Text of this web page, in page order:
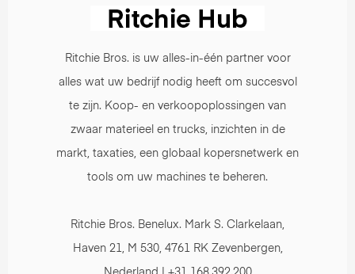
Ritchie Bros. is uw alles-in-één partner voor
alles wat uw bedrijf nodig heeft om succesvol
te zijn. Koop- en verkoopoplossingen van
zwaar materieel en trucks, inzichten in de
markt, taxaties, een globaal kopersnetwerk en
tools om uw machines te beheren.
Ritchie Bros. Benelux. Mark S. Clarkelaan,
Haven 21, M 530, 4761 RK Zevenbergen,